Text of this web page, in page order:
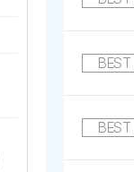
BEST
BEST